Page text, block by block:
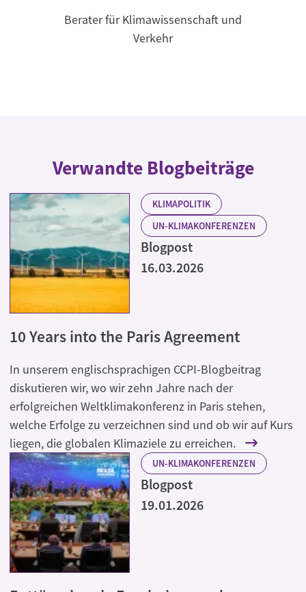
Berater für Klimawissenschaft und
Verkehr
Verwandte Blogbeiträge
KLIMAPOLITIK
UN-KLIMAKONFERENZEN
Blogpost
16.03.2026
10 Years into the Paris Agreement
In unserem englischsprachigen CCPI-Blogbeitrag
diskutieren wir, wo wir zehn Jahre nach der
erfolgreichen Weltklimakonferenz in Paris stehen,
welche Erfolge zu verzeichnen sind und ob wir auf Kurs
liegen, die globalen Klimaziele zu erreichen.
UN-KLIMAKONFERENZEN
Blogpost
19.01.2026